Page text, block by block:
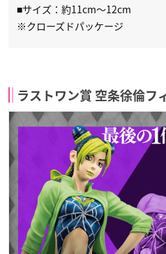
■サイズ：約11cm～12cm
※クローズドパッケージ
ラストワン賞 空条徐倫フ